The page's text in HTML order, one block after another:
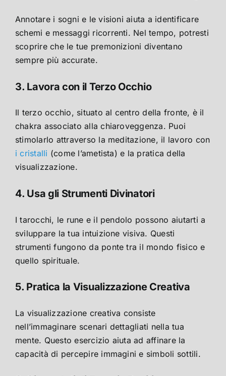
Annotare i sogni e le visioni aiuta a identificare
schemi e messaggi ricorrenti. Nel tempo, potresti
scoprire che le tue premonizioni diventano
sempre più accurate.
3. Lavora con il Terzo Occhio
Il terzo occhio, situato al centro della fronte, è il
chakra associato alla chiaroveggenza. Puoi
stimolarlo attraverso la meditazione, il lavoro con
i cristalli (come l’ametista) e la pratica della
visualizzazione.
4. Usa gli Strumenti Divinatori
I tarocchi, le rune e il pendolo possono aiutarti a
sviluppare la tua intuizione visiva. Questi
strumenti fungono da ponte tra il mondo fisico e
quello spirituale.
5. Pratica la Visualizzazione Creativa
La visualizzazione creativa consiste
nell’immaginare scenari dettagliati nella tua
mente. Questo esercizio aiuta ad affinare la
capacità di percepire immagini e simboli sottili.